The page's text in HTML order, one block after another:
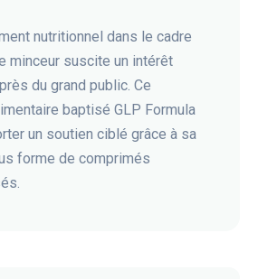
nutritionnel dans le cadre
minceur suscite un intérêt
du grand public. Ce
baptisé GLP Formula
un soutien ciblé grâce à sa
forme de comprimés